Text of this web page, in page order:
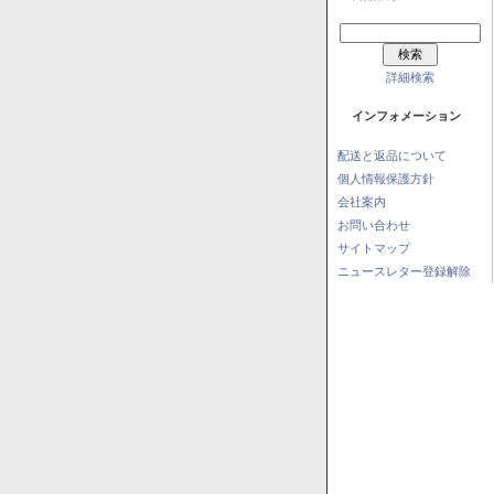
詳細検索
インフォメーション
配送と返品について
個人情報保護方針
会社案内
お問い合わせ
サイトマップ
ニュースレター登録解除